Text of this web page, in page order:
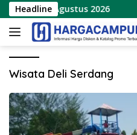
Langsung
ke
konten
Headline
8 – 15 Agustus 2026
Wisata Deli Serdang